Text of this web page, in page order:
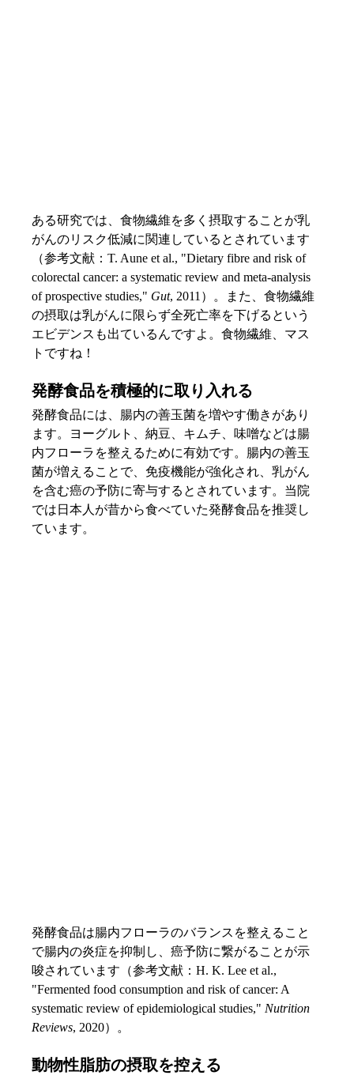
ある研究では、食物繊維を多く摂取することが乳
がんのリスク低減に関連しているとされています
（参考文献：T. Aune et al., "Dietary fibre and risk of
colorectal cancer: a systematic review and meta-analysis
of prospective studies," Gut, 2011）。また、食物繊維
の摂取は乳がんに限らず全死亡率を下げるという
エビデンスも出ているんですよ。食物繊維、マス
トですね！
発酵食品を積極的に取り入れる
発酵食品には、腸内の善玉菌を増やす働きがあり
ます。ヨーグルト、納豆、キムチ、味噌などは腸
内フローラを整えるために有効です。腸内の善玉
菌が増えることで、免疫機能が強化され、乳がん
を含む癌の予防に寄与するとされています。当院
では日本人が昔から食べていた発酵食品を推奨し
ています。
発酵食品は腸内フローラのバランスを整えること
で腸内の炎症を抑制し、癌予防に繋がることが示
唆されています（参考文献：H. K. Lee et al.,
"Fermented food consumption and risk of cancer: A
systematic review of epidemiological studies," Nutrition
Reviews, 2020）。
動物性脂肪の摂取を控える